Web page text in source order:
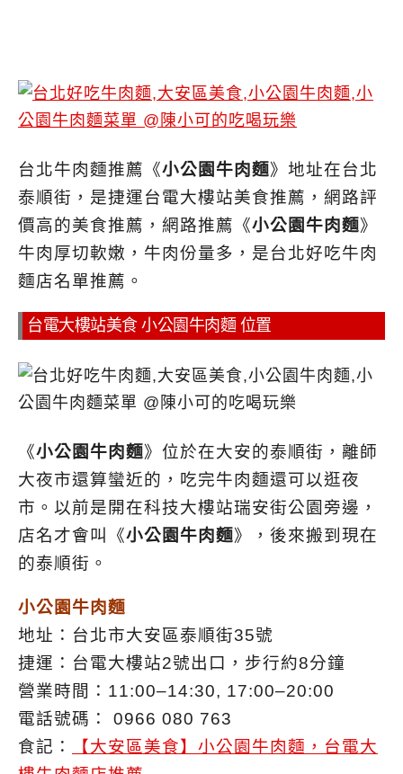
台北牛肉麵推薦《小公園牛肉麵》地址在台北
泰順街，是捷運台電大樓站美食推薦，網路評
價高的美食推薦， 網路推薦《小公園牛肉麵》
牛肉厚切軟嫩，牛肉份量多，是台北好吃牛肉
麵店名單推薦。
台電大樓站美食 小公園牛肉麵 位置
《小公園牛肉麵》位於在大安的泰順街，離師
大夜市還算蠻近的，吃完牛肉麵還可以逛夜
市。以前是開在科技大樓站瑞安街公園旁邊，
店名才會叫《小公園牛肉麵》，後來搬到現在
的泰順街。
小公園牛肉麵
地址：台北市大安區泰順街35號
捷運：台電大樓站2號出口，步行約8分鐘
營業時間：11:00–14:30, 17:00–20:00
電話號碼： 0966 080 763
食記：
【大安區美食】小公園牛肉麵，台電大